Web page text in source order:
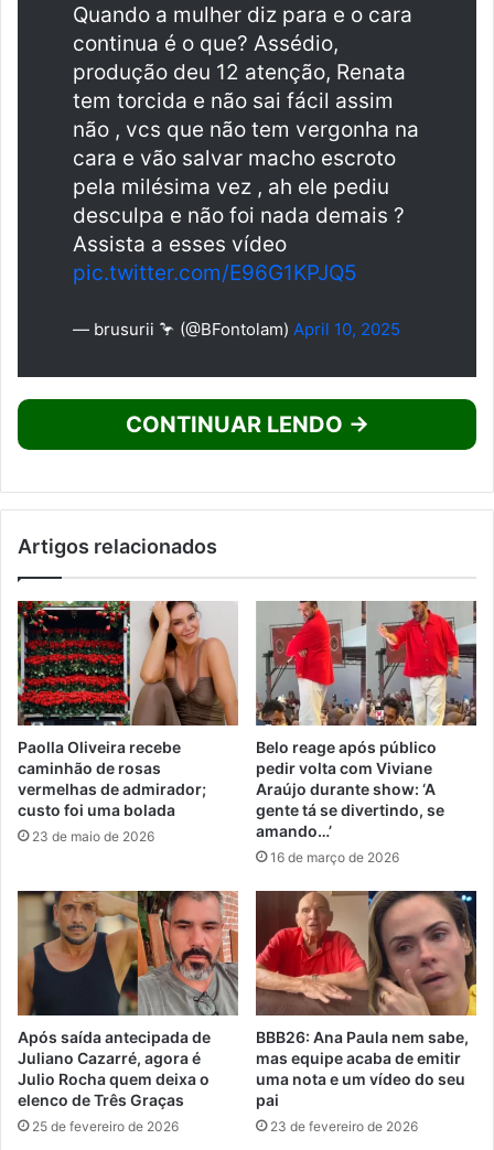
Quando a mulher diz para e o cara
continua é o que? Assédio,
produção deu 12 atenção, Renata
tem torcida e não sai fácil assim
não , vcs que não tem vergonha na
cara e vão salvar macho escroto
pela milésima vez , ah ele pediu
desculpa e não foi nada demais ?
Assista a esses vídeo
pic.twitter.com/E96G1KPJQ5
— brusurii 🦩 (@BFontolam) April 10, 2025
CONTINUAR LENDO →
Artigos relacionados
Paolla Oliveira recebe
caminhão de rosas
vermelhas de admirador;
custo foi uma bolada
23 de maio de 2026
Belo reage após público
pedir volta com Viviane
Araújo durante show: ‘A
gente tá se divertindo, se
amando…’
16 de março de 2026
Após saída antecipada de
Juliano Cazarré, agora é
Julio Rocha quem deixa o
elenco de Três Graças
25 de fevereiro de 2026
BBB26: Ana Paula nem sabe,
mas equipe acaba de emitir
uma nota e um vídeo do seu
pai
23 de fevereiro de 2026